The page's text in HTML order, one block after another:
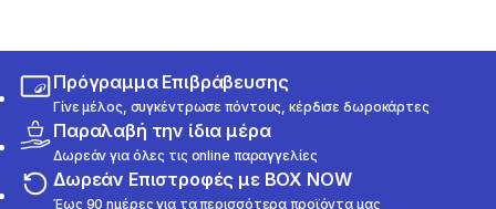
Πρόγραμμα Επιβράβευσης
Γίνε μέλος, συγκέντρωσε πόντους, κέρδισε δωροκάρτες
Παραλαβή την ίδια μέρα
Δωρεάν για όλες τις online παραγγελίες
Δωρεάν Επιστροφές με BOX NOW
Έως 90 ημέρες για τα περισσότερα προϊόντα μας